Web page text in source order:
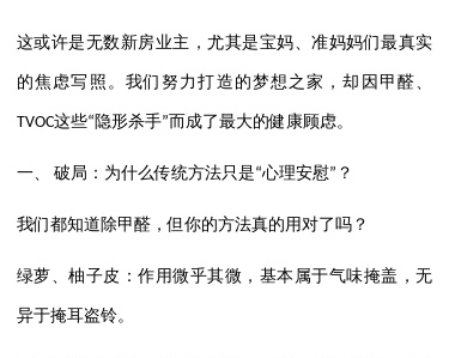
这或许是无数新房业主，尤其是宝妈、准妈妈们最真实
的焦虑写照。我们努力打造的梦想之家，却因甲醛、
TVOC这些“隐形杀手”而成了最大的健康顾虑。
一、 破局：为什么传统方法只是“心理安慰”？
我们都知道除甲醛，但你的方法真的用对了吗？
绿萝、柚子皮：作用微乎其微，基本属于气味掩盖，无
异于掩耳盗铃。